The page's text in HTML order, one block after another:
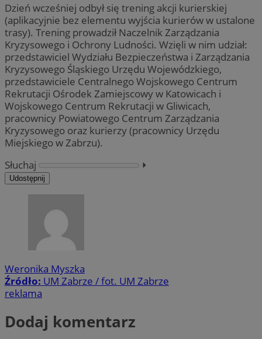
Dzień wcześniej odbył się trening akcji kurierskiej
(aplikacyjnie bez elementu wyjścia kurierów w ustalone
trasy). Trening prowadził Naczelnik Zarządzania
Kryzysowego i Ochrony Ludności. Wzięli w nim udział:
przedstawiciel Wydziału Bezpieczeństwa i Zarządzania
Kryzysowego Śląskiego Urzędu Wojewódzkiego,
przedstawiciele Centralnego Wojskowego Centrum
Rekrutacji Ośrodek Zamiejscowy w Katowicach i
Wojskowego Centrum Rekrutacji w Gliwicach,
pracownicy Powiatowego Centrum Zarządzania
Kryzysowego oraz kurierzy (pracownicy Urzędu
Miejskiego w Zabrzu).
Słuchaj
⏵︎
Udostępnij
Weronika Myszka
Źródło: UM Zabrze / fot. UM Zabrze
reklama
Dodaj komentarz